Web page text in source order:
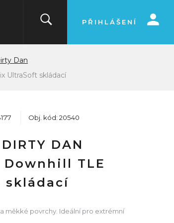
PŘIHLÁŠENÍ
Dan
UltraSoft skládací
Obj. kód: 20540
DAN
Downhill TLE
skládací
měkké povrchy. Ideální pro extrémní